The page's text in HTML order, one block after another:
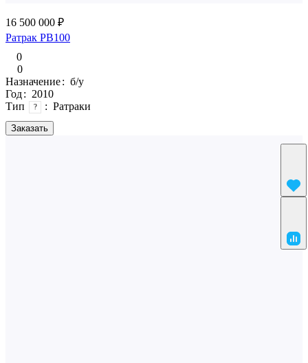
16 500 000 ₽
Ратрак PB100
0
0
Заказать
Назначение: б/у
Год: 2010
Тип
? : Ратраки